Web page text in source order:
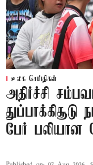
உலக செய்திகள்
அதிர்ச்சி
பேர் பலியான